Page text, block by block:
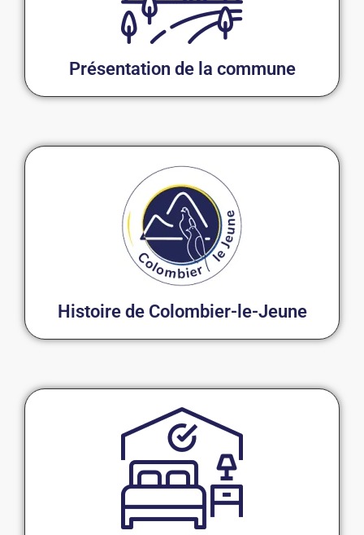
Présentation de la commune
Histoire de Colombier-le-Jeune